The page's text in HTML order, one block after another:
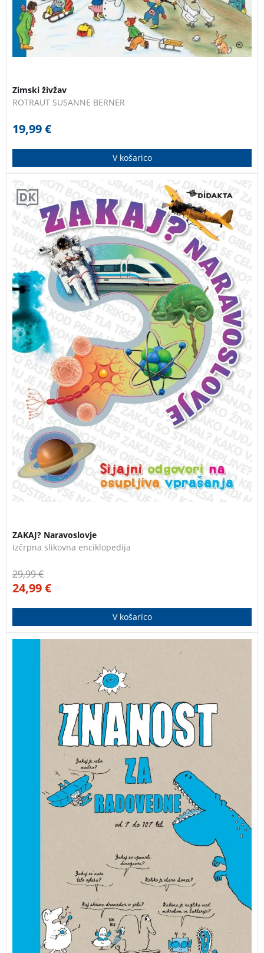
Zimski živžav
ROTRAUT SUSANNE BERNER
19,99€
V košarico
SIJAJNI ODGOVORI NA OSUPLJIVA VPRAŠANJA.
Zakaj? Naravoslovje odgovarja na vsa osupljiva
vprašanja, ki jih imajo otroci o naravoslovju. Od tega,
kako je narejen ognjemet in zakaj so nekatere živali
dlakave, do tega, zakaj Zemlja iz vesolja izgleda modra
in kako lahko težka letala sploh letijo.ZAKAJ?
ZAKAJ? Naravoslovje
Izčrpna slikovna enciklopedija
29,99€
24,99€
V košarico
znanostjo! Svoj navdih črpa iz različnih vprašanj, ki so
jih postavili bralci revije Images Doc, ter se dotakne
številnih področij: astronomije, fizike, naravoslovja,
tehnologije, zgodovine …ZNANOST ZA RADOVEDNE